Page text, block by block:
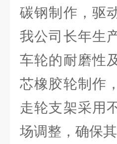
碳钢制作，驱
我公司长年生
车轮的耐磨性
芯橡胶轮制作
走轮支架采用
场调整，确保